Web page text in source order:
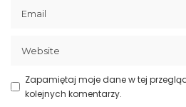
Zapamiętaj moje dane w tej
kolejnych komentarzy.